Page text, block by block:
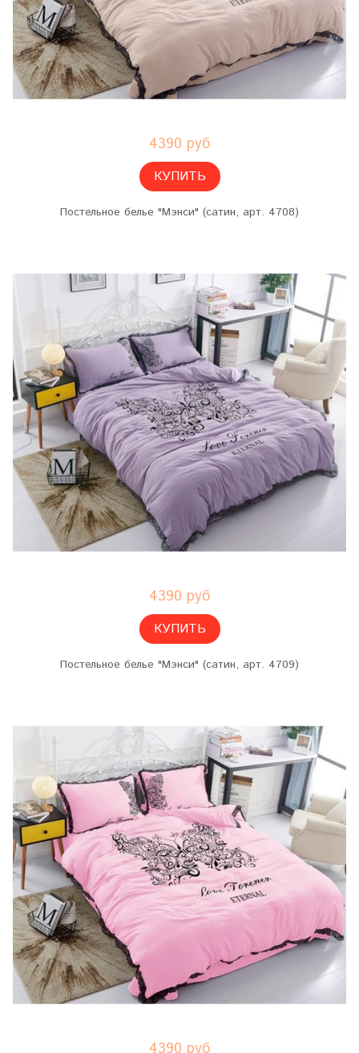
4390 руб
КУПИТЬ
Постельное белье "Мэнси" (сатин, арт. 4708)
4390 руб
КУПИТЬ
Постельное белье "Мэнси" (сатин, арт. 4709)